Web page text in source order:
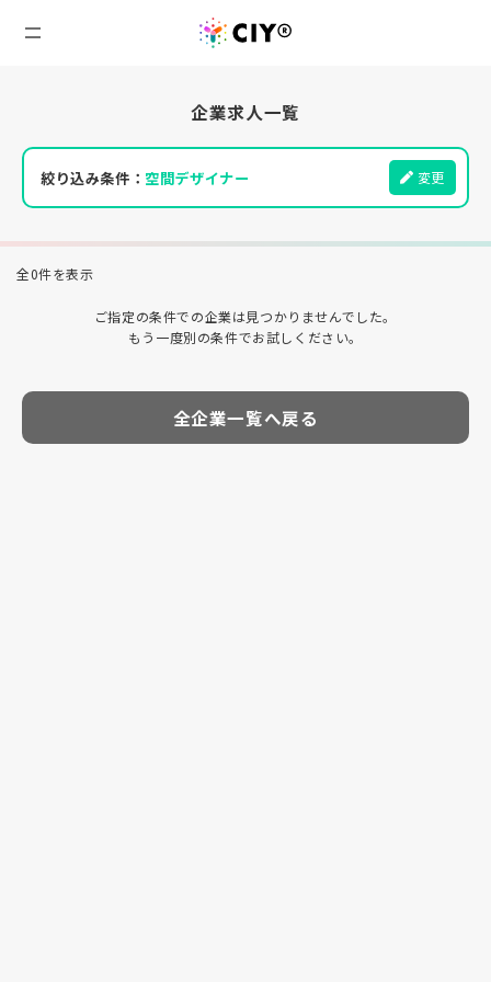
企業求人一覧
絞り込み条件： 空間デザイナー 変更
全0件を表示
ご指定の条件での企業は見つかりませんでした。
もう一度別の条件でお試しください。
全企業一覧へ戻る